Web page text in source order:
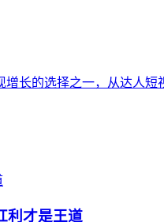
长的选择之一，从达人
利才是王道